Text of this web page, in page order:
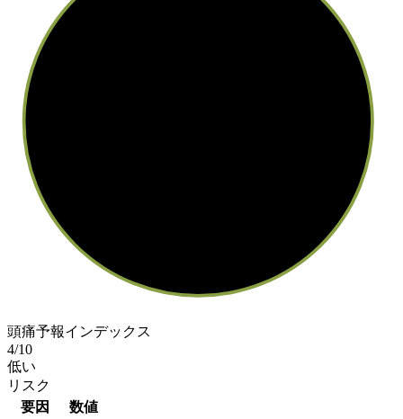
頭痛予報インデックス
4/10
低い
リスク
要因
数値